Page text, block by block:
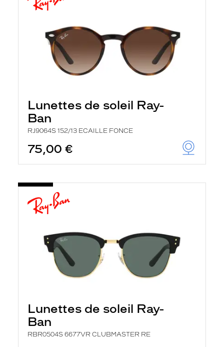
Lunettes de soleil Ray-
Ban
RJ9064S 152/13 ECAILLE FONCE
75,00 €
Lunettes de soleil Ray-
Ban
RBR0504S 6677VR CLUBMASTER RE